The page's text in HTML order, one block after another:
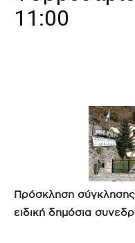
11:00
Πρόσκληση
ειδική δημόσια